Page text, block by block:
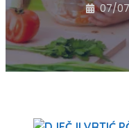
07/